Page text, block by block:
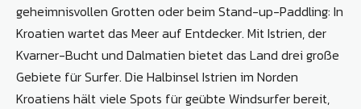
geheimnisvollen Grotten oder beim Stand-up-Paddling: In
Kroatien wartet das Meer auf Entdecker. Mit Istrien, der
Kvarner-Bucht und Dalmatien bietet das Land drei große
Gebiete für Surfer. Die Halbinsel Istrien im Norden
Kroatiens hält viele Spots für geübte Windsurfer bereit,